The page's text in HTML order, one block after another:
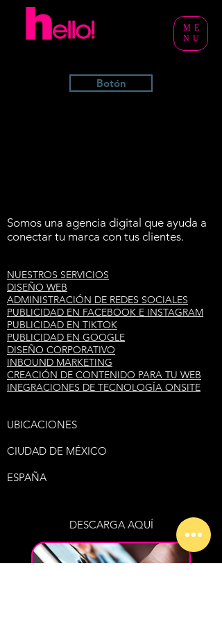
ME
NU
Botón
Somos una agencia digital que ayuda a
conectar tu marca con tus clientes.
NUESTROS SERVICIOS
DISEÑO WEB
ADMINISTRACIÓN DE REDES SOCIALES
PUBLICIDAD EN FACEBOOK E INSTAGRAM
PUBLICIDAD EN TIKTOK
PUBLICIDAD EN GOOGLE
DISEÑO CORPORATIVO
INBOUND MARKETING
CREACIÓN DE CONTENIDO PARA TU WEB
INEGRACIONES DE TECNOLOGÍA ONSITE
UBICACIONES
CIUDAD DE MÉXICO
ESPAÑA
DESCARGA AQUÍ